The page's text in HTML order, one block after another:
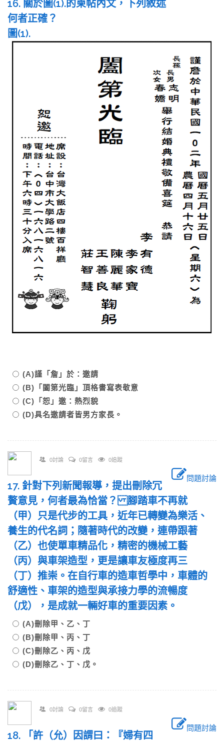
16. 關於圖(1).的柬帖內文，下列敘述
何者正確？
圖(1).
(A)謹「詹」於：邀請
(B)「闔第光臨」頂格書寫表敬意
(C)「恕」邀：熱烈貌
(D)具名邀請者皆男方家長。
0討論 0留言 0追蹤
問題討論
17. 針對下列新聞報導，提出刪除冗
贅意見，何者最為恰當？ 腳踏車不再就
（甲）只是代步的工具，近年已轉變為樂活、
養生的代名詞；隨著時代的改變，連帶跟著
（乙）也使單車精品化，精密的機械工藝
（丙）與車架造型，更是讓車友極度再三
（丁）推崇。在自行車的造車哲學中，車體的
舒適性、車架的造型與承接力學的流暢度
（戊），是成就一輛好車的重要因素。
(A)刪除甲、乙、丁
(B)刪除甲、丙、丁
(C)刪除乙、丙、戊
(D)刪除乙、丁、戊。
0討論 0留言 0追蹤
問題討論
18. 「許（允）因謂曰：『婦有四